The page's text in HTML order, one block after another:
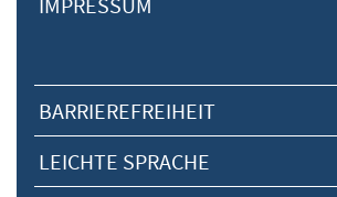
BARRIEREFREIHEIT
LEICHTE SPRACHE